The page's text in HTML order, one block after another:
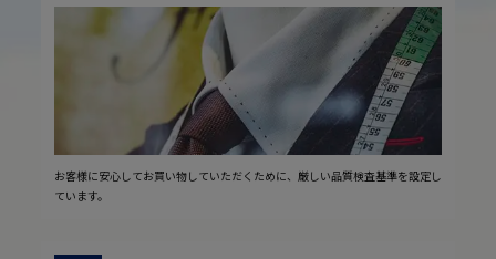
お客様に安心してお買い物していただくために、厳しい品質検査基準を設定し
ています。